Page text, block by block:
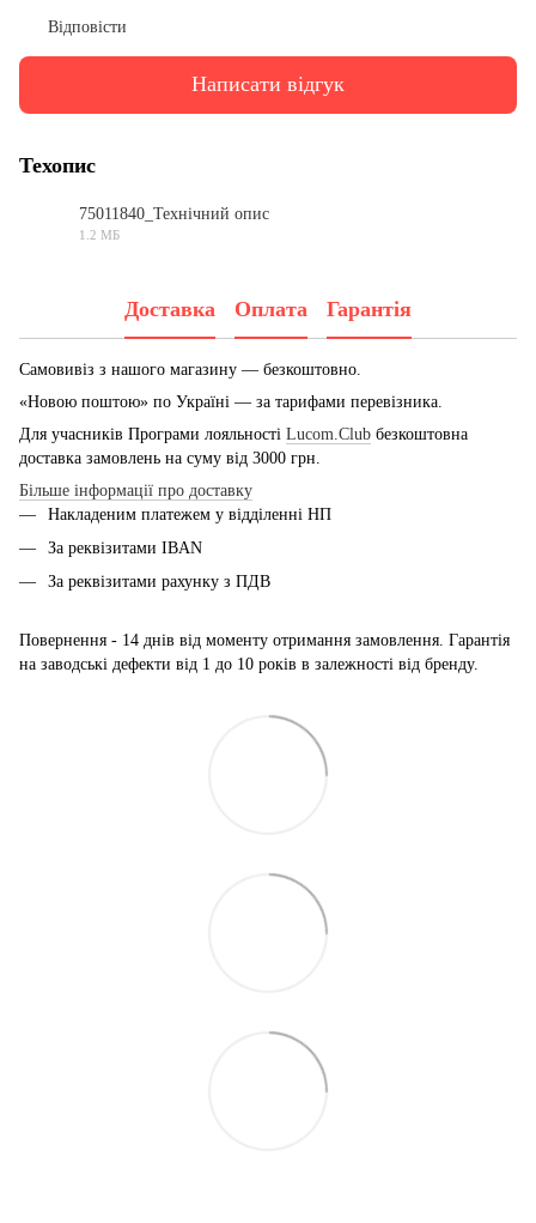
Відповісти
Написати відгук
Техопис
75011840_Технічний опис
1.2 МБ
Доставка Оплата Гарантія
Самовивіз з нашого магазину — безкоштовно.
«Новою поштою» по Україні — за тарифами перевізника.
Для учасників Програми лояльності Lucom.Club безкоштовна
доставка замовлень на суму від 3000 грн.
Більше інформації про доставку
Накладеним платежем у відділенні НП
За реквізитами IBAN
За реквізитами рахунку з ПДВ
Повернення - 14 днів від моменту отримання замовлення. Гарантія
на заводські дефекти від 1 до 10 років в залежності від бренду.